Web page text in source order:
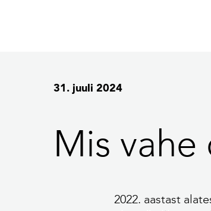
31. juuli 2024
Mis
2022. aastast